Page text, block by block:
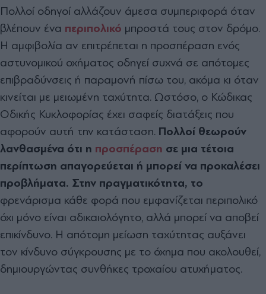
Πολλοί οδηγοί αλλάζουν άμεσα συμπεριφορά όταν
βλέπουν ένα περιπολικό μπροστά τους στον δρόμο.
Η αμφιβολία αν επιτρέπεται η προσπέραση ενός
αστυνομικού οχήματος οδηγεί συχνά σε απότομες
επιβραδύνσεις ή παραμονή πίσω του, ακόμα κι όταν
κινείται με μειωμένη ταχύτητα. Ωστόσο, ο Κώδικας
Οδικής Κυκλοφορίας έχει σαφείς διατάξεις που
αφορούν αυτή την κατάσταση. Πολλοί θεωρούν
λανθασμένα ότι η προσπέραση σε μια τέτοια
περίπτωση απαγορεύεται ή μπορεί να προκαλέσει
προβλήματα. Στην πραγματικότητα, το
φρενάρισμα κάθε φορά που εμφανίζεται περιπολικό
όχι μόνο είναι αδικαιολόγητο, αλλά μπορεί να αποβεί
επικίνδυνο. Η απότομη μείωση ταχύτητας αυξάνει
τον κίνδυνο σύγκρουσης με το όχημα που ακολουθεί,
δημιουργώντας συνθήκες τροχαίου ατυχήματος.